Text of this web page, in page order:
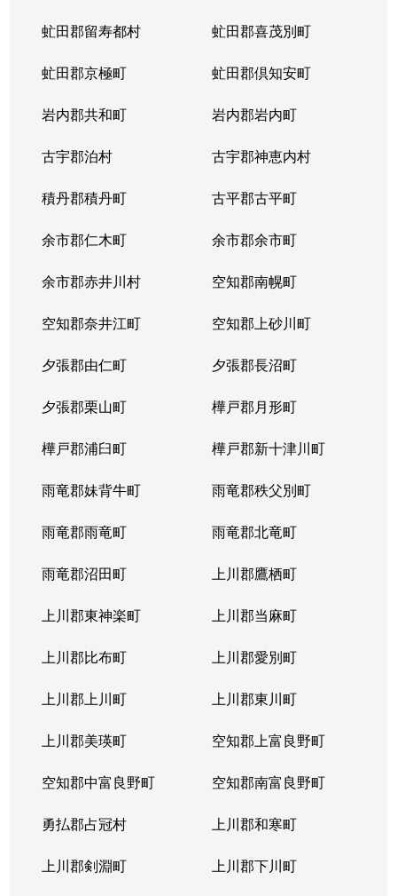
虻田郡留寿都村 虻田郡喜茂別町
虻田郡京極町 虻田郡倶知安町
岩内郡共和町 岩内郡岩内町
古宇郡泊村 古宇郡神恵内村
積丹郡積丹町 古平郡古平町
余市郡仁木町 余市郡余市町
余市郡赤井川村 空知郡南幌町
空知郡奈井江町 空知郡上砂川町
夕張郡由仁町 夕張郡長沼町
夕張郡栗山町 樺戸郡月形町
樺戸郡浦臼町 樺戸郡新十津川町
雨竜郡妹背牛町 雨竜郡秩父別町
雨竜郡雨竜町 雨竜郡北竜町
雨竜郡沼田町 上川郡鷹栖町
上川郡東神楽町 上川郡当麻町
上川郡比布町 上川郡愛別町
上川郡上川町 上川郡東川町
上川郡美瑛町 空知郡上富良野町
空知郡中富良野町 空知郡南富良野町
勇払郡占冠村 上川郡和寒町
上川郡剣淵町 上川郡下川町